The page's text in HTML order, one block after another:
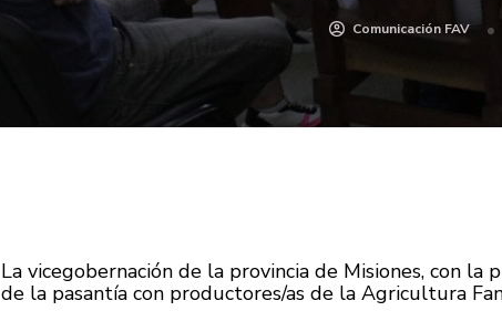
Comunicación FAV
La vicegobernación de la provincia de Misiones, con
de la pasantía con productores/as de la Agricultura